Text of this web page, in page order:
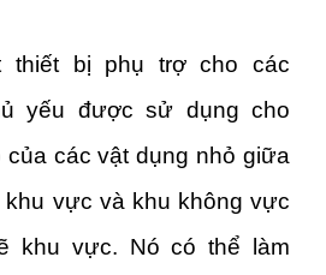
thiết bị phụ trợ cho các
yếu được sử dụng cho
của các vật dụng nhỏ giữa
vực và khu không vực
khu vực. Nó có thể làm